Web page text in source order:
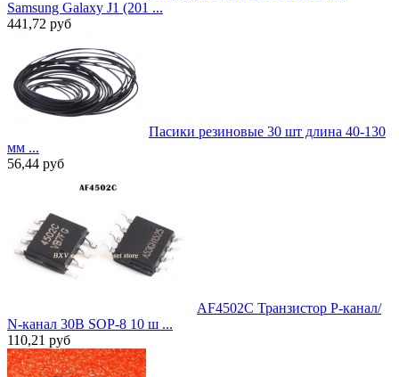
Samsung Galaxy J1 (201 ...
441,72 руб
Пасики резиновые 30 шт длина 40-130
мм ...
56,44 руб
AF4502C Транзистор P-канал/
N-канал 30В SOP-8 10 ш ...
110,21 руб